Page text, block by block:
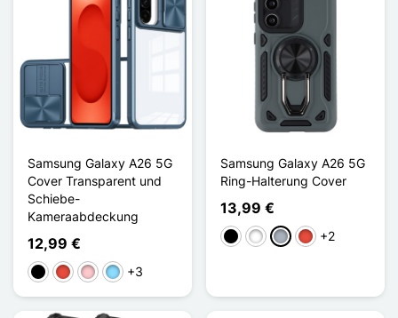
Samsung Galaxy A26 5G
Cover Transparent und
Schiebe-
Kameraabdeckung
12,99 €
Schwarz
Rot PinkHellblau
+3
Samsung Galaxy A26 5G
Ring-Halterung Cover
13,99 €
Schwarz
WeißGrauRot +2